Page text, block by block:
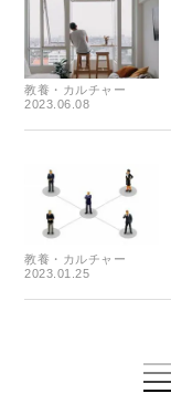
教養・カルチャー
2023.06.08
教養・カルチャー
2023.01.25